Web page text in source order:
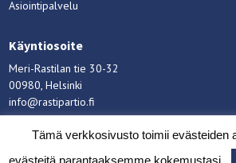
Asiointipalvelu
Käyntiosoite
Meri-Rastilan tie 30-32
00980, Helsinki
info@rastipartio.fi
Rastipartio ©Copyright2026.
Tämä verkkosivusto toimii evästeiden
evästeitä parantaaksemme kokemustasi.